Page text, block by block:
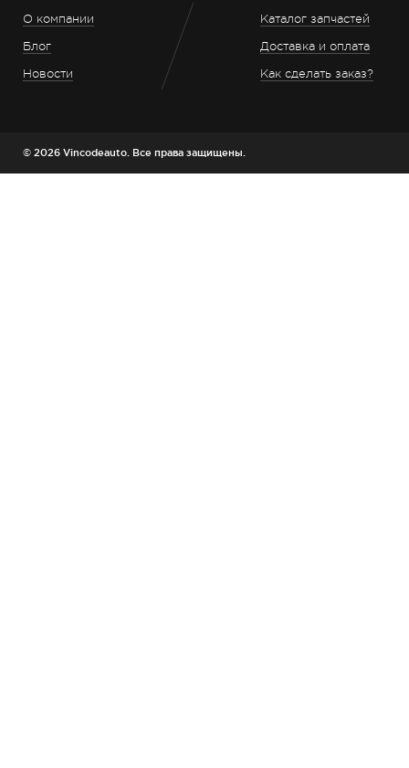
О компании
Блог
Новости
Каталог запчастей
Доставка и оплата
Как сделать заказ?
© 2026 Vincodeauto. Все права защищены.